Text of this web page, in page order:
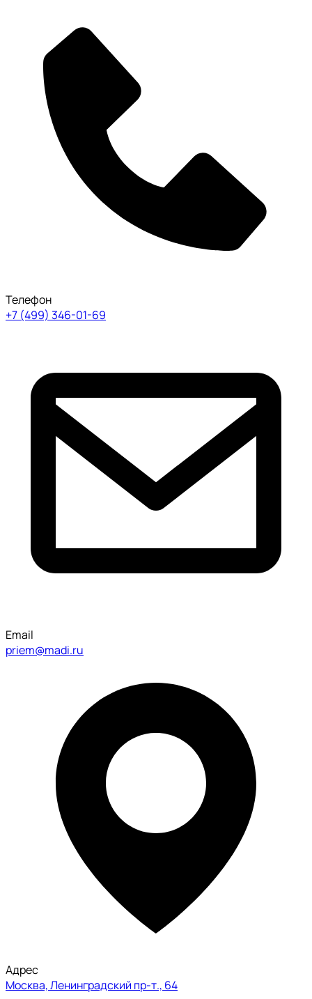
Телефон
+7 (499) 346-01-69
Email
priem@madi.ru
Адрес
Москва, Ленинградский пр-т., 64